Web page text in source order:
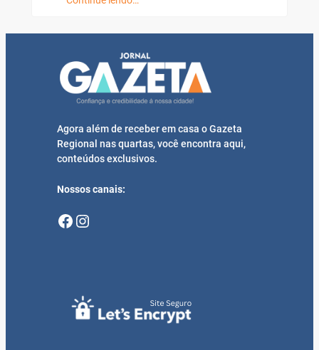
Agora além de receber em casa o Gazeta
Regional nas quartas, você encontra aqui,
conteúdos exclusivos.
Nossos canais:
Facebook Instagram